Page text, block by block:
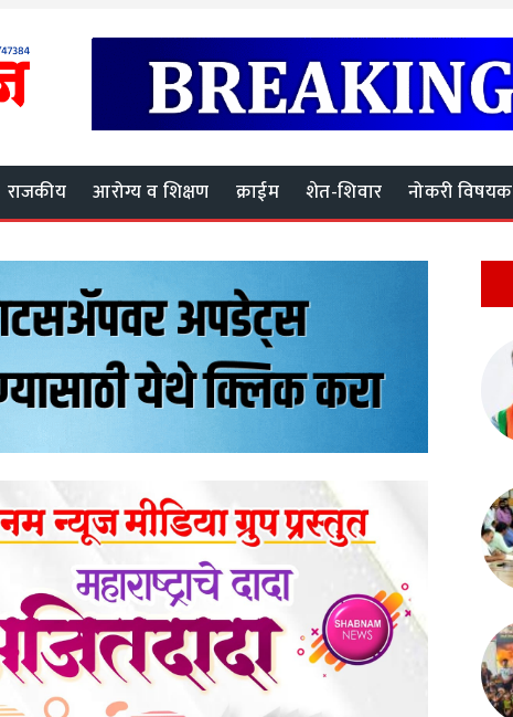
राजकीय आरोग्य व शिक्षण क्राईम शेत-शिवार नोकरी विषयक